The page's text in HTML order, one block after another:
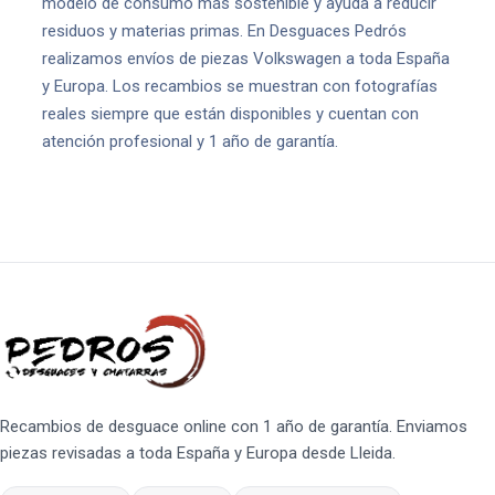
residuos y materias primas. En Desguaces Pedrós
realizamos envíos de piezas Volkswagen a toda España
y Europa. Los recambios se muestran con fotografías
reales siempre que están disponibles y cuentan con
atención profesional y 1 año de garantía.
Recambios de desguace online con 1 año de garantía. Enviamos
piezas revisadas a toda España y Europa desde Lleida.